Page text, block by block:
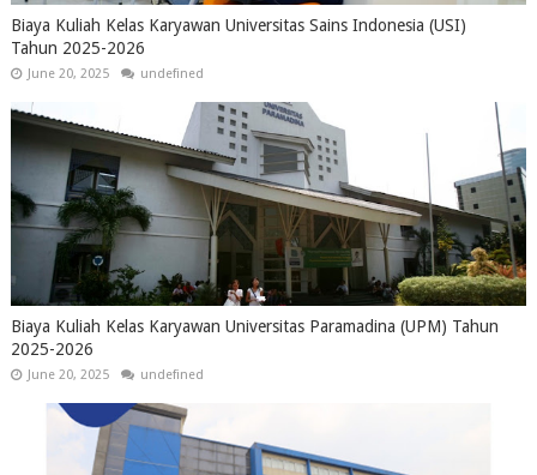
Biaya Kuliah Kelas Karyawan Universitas Sains Indonesia (USI)
Tahun 2025-2026
June 20, 2025 undefined
Biaya Kuliah Kelas Karyawan Universitas Paramadina (UPM) Tahun
2025-2026
June 20, 2025 undefined